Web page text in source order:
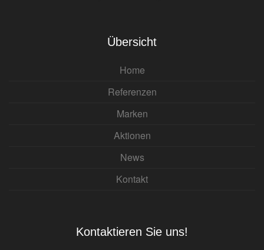
Übersicht
Home
Referenzen
Marken
Aktionen
News
Kontakt
Kontaktieren Sie uns!